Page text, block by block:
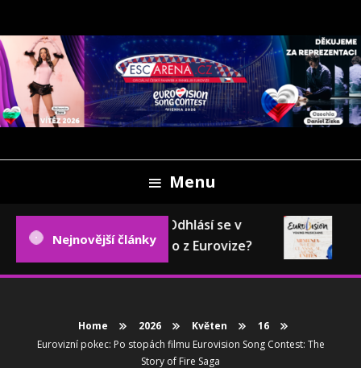
To
Content
ESCARENA.CZ
Menu
Nejnovější články
Eurovizní pokec: Odhlásí se v
příštím roce Česko z Eurovize?
Home 2026 Květen
16
Eurovizní pokec: Po stopách filmu Eurovision Song Contest: The
Story of Fire Saga